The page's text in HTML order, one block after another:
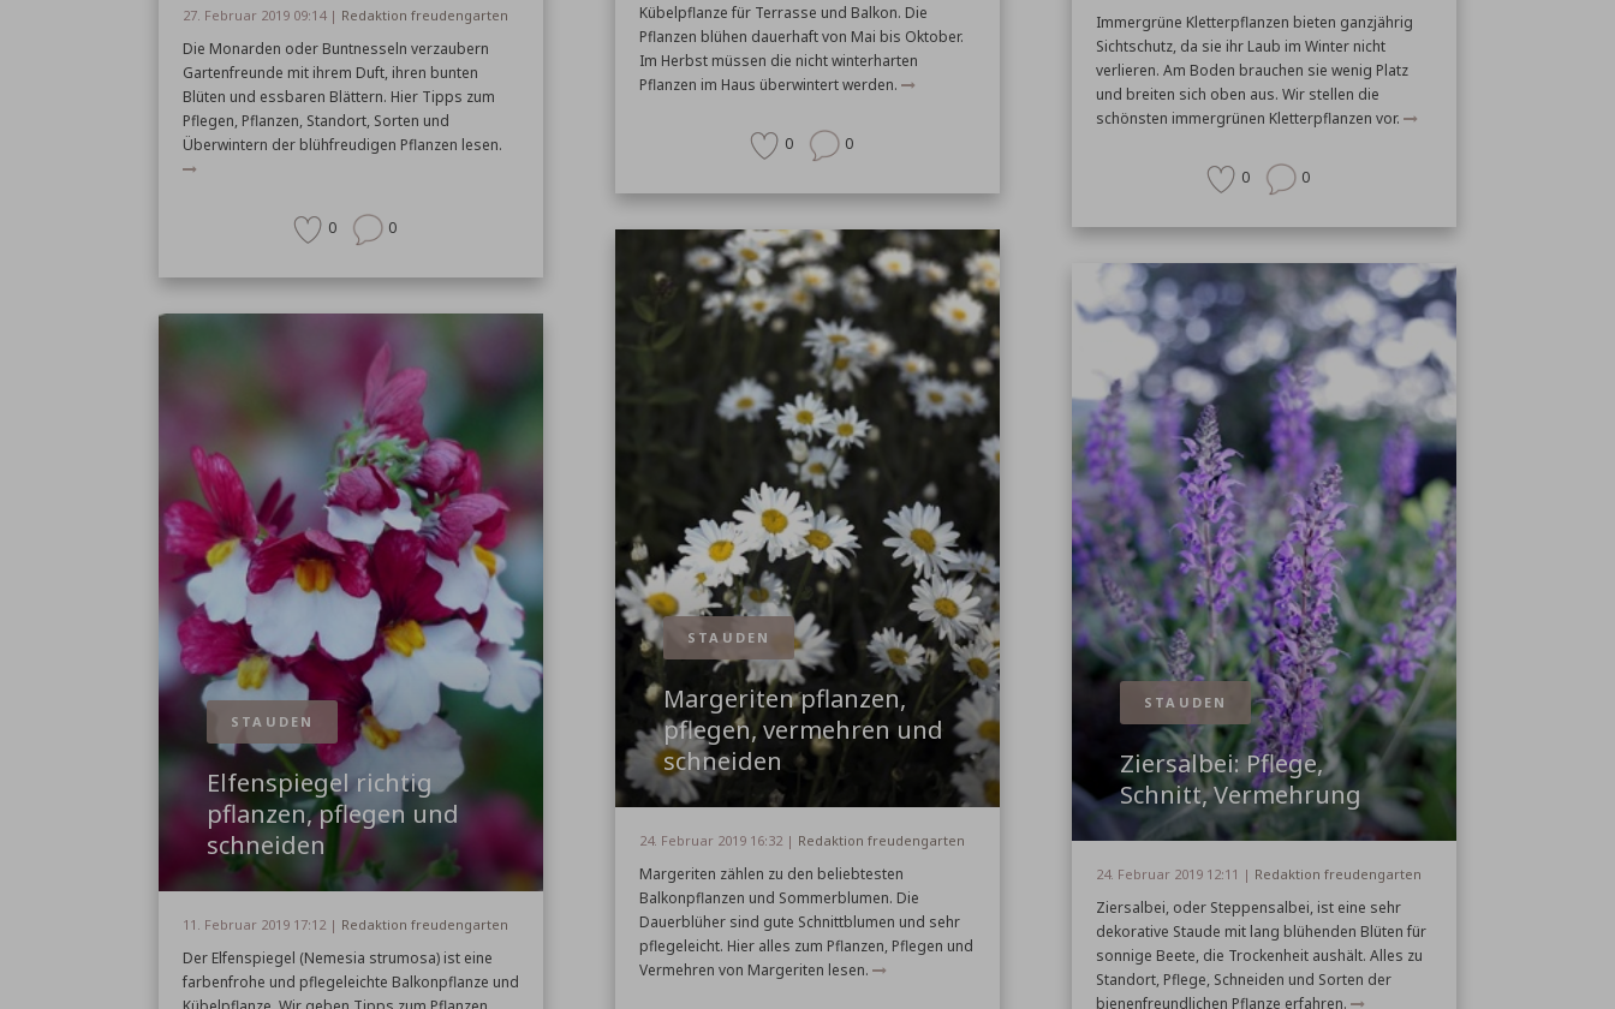
27. Februar 2019 09:14 | Redaktion freudengarten
Die Monarden oder Buntnesseln verzaubern
Gartenfreunde mit ihrem Duft, ihren bunten
Blüten und essbaren Blättern. Hier Tipps zum
Pflegen, Pflanzen, Standort, Sorten und
Überwintern der blühfreudigen Pflanzen lesen.
0 0
STAUDEN
Elfenspiegel richtig
pflanzen, pflegen und
schneiden
11. Februar 2019 17:12 | Redaktion freudengarten
Der Elfenspiegel (Nemesia strumosa) ist eine
farbenfrohe und pflegeleichte Balkonpflanze und
Kübelpflanze für Terrasse und Balkon. Die
Pflanzen blühen dauerhaft von Mai bis Oktober.
Im Herbst müssen die nicht winterharten
Pflanzen im Haus überwintert werden.
0 0
STAUDEN
Margeriten pflanzen,
pflegen, vermehren und
schneiden
24. Februar 2019 16:32 | Redaktion freudengarten
Margeriten zählen zu den beliebtesten
Balkonpflanzen und Sommerblumen. Die
Dauerblüher sind gute Schnittblumen und sehr
pflegeleicht. Hier alles zum Pflanzen, Pflegen und
Vermehren von Margeriten lesen.
Immergrüne Kletterpflanzen bieten ganzjährig
Sichtschutz, da sie ihr Laub im Winter nicht
verlieren. Am Boden brauchen sie wenig Platz
und breiten sich oben aus. Wir stellen die
schönsten immergrünen Kletterpflanzen vor.
0 0
STAUDEN
Ziersalbei: Pflege,
Schnitt, Vermehrung
24. Februar 2019 12:11 | Redaktion freudengarten
Ziersalbei, oder Steppensalbei, ist eine sehr
dekorative Staude mit lang blühenden Blüten für
sonnige Beete, die Trockenheit aushält. Alles zu
Standort, Pflege, Schneiden und Sorten der
bienenfreundlichen Pflanze erfahren.